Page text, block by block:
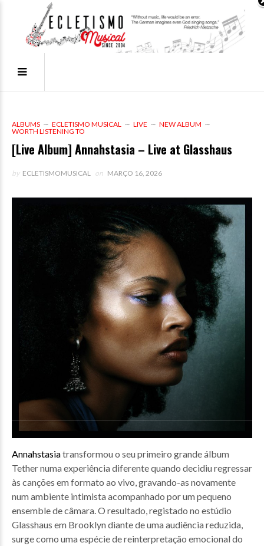
ALBUMS ECLETISMO MUSICAL LIVE
NEW ALBUM
WORTH LISTENING TO
[Live Album] Annahstasia – Live at Glasshaus
by ECLETISMOMUSICAL on MARÇO 16, 2026
Annahstasiatransformou o seu primeiro grande álbum
Tether numa experiência diferente quando decidiu regressar
às canções em formato ao vivo, gravando-as novamente
num ambiente intimista acompanhado por um pequeno
ensemble de câmara. O resultado, registado no estúdio
Glasshaus em Brooklyn diante de uma audiência reduzida,
surge como uma espécie de reinterpretação emocional do